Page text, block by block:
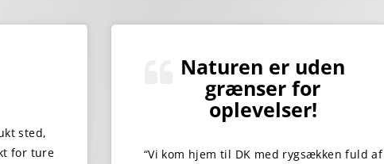
sted,
for ture
Naturen er uden
grænser for
oplevelser!
“Vi kom hjem til DK med rygsækken fuld af